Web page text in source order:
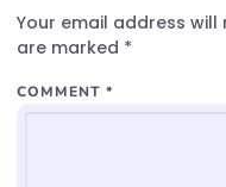
Your email address will
are marked *
COMMENT *